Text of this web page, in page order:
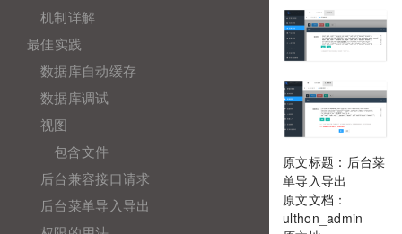
机制详解
最佳实践
数据库自动缓存
数据库调试
视图
包含文件
后台兼容接口请求
后台菜单导入导出
原文标题：后台菜
单导入导出
原文文档：
ulthon_admin